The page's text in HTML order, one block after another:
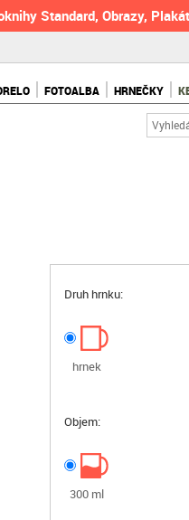
Standard, Obrazy,
FOTOALBA HRNEČKY
Druh hrnku:
hrnek
Objem:
300 ml